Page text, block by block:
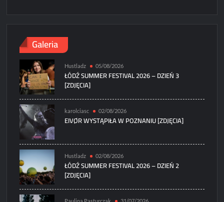
Galeria
Hustladz 05/08/2026
ŁÓDŹ SUMMER FESTIVAL 2026 – DZIEŃ 3
[ZDJĘCIA]
karolciasc 02/08/2026
EIVØR WYSTĄPIŁA W POZNANIU [ZDJĘCIA]
Hustladz 02/08/2026
ŁÓDŹ SUMMER FESTIVAL 2026 – DZIEŃ 2
[ZDJĘCIA]